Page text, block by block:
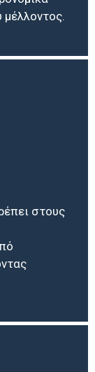
μέλλοντος.
στους